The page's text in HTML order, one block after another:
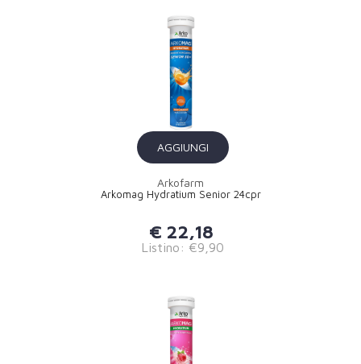
AGGIUNGI
Arkofarm
Arkomag Hydratium Senior 24cpr
€ 22,18
Listino: €9,90